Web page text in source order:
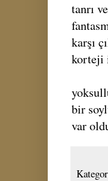
tanrı
karşı
korteji
bir
var